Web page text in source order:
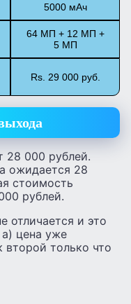
5000 мАч
64 МП + 12 МП +
5 МП
Rs. 29 000 руб.
28 000 рублей.
ожидается 28
стоимость
рублей.
отличается и это
цена уже
второй только что